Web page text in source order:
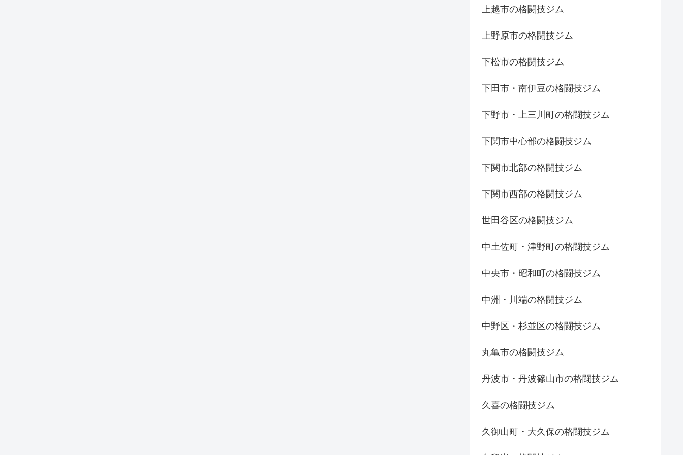
上越市の格闘技ジム
上野原市の格闘技ジム
下松市の格闘技ジム
下田市・南伊豆の格闘技ジム
下野市・上三川町の格闘技ジム
下関市中心部の格闘技ジム
下関市北部の格闘技ジム
下関市西部の格闘技ジム
世田谷区の格闘技ジム
中土佐町・津野町の格闘技ジム
中央市・昭和町の格闘技ジム
中洲・川端の格闘技ジム
中野区・杉並区の格闘技ジム
丸亀市の格闘技ジム
丹波市・丹波篠山市の格闘技ジム
久喜の格闘技ジム
久御山町・大久保の格闘技ジム